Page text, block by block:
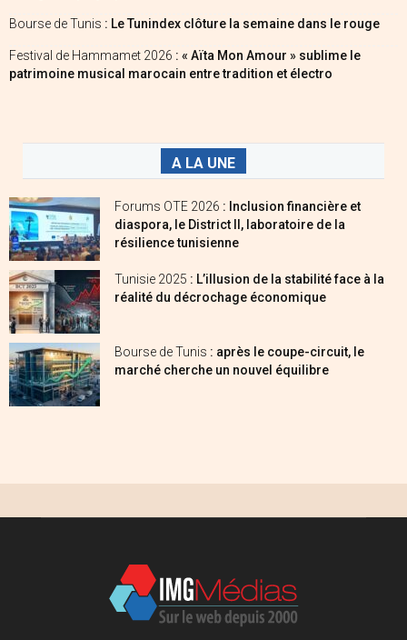
Bourse de Tunis : Le Tunindex clôture la semaine dans le rouge
Festival de Hammamet 2026 : « Aïta Mon Amour » sublime le
patrimoine musical marocain entre tradition et électro
A LA UNE
Forums OTE 2026 : Inclusion financière et
diaspora, le District II, laboratoire de la
résilience tunisienne
Tunisie 2025 : L’illusion de la stabilité face à la
réalité du décrochage économique
Bourse de Tunis : après le coupe-circuit, le
marché cherche un nouvel équilibre